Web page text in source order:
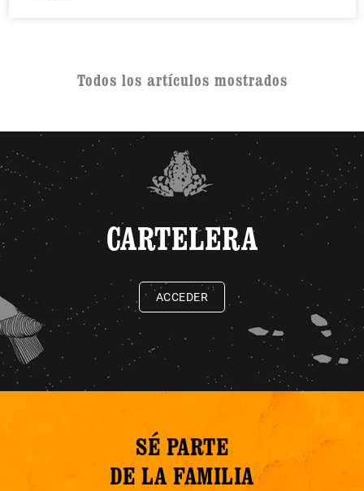
Todos los artículos mostrados
CARTELERA
ACCEDER
SÉ PARTE
DE LA FAMILIA